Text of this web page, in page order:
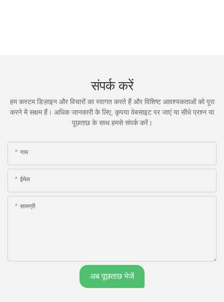
संपर्क करें
हम कस्टम डिज़ाइन और विचारों का स्वागत करते हैं और विशिष्ट आवश्यकताओं को पूरा
करने में सक्षम हैं। अधिक जानकारी के लिए, कृपया वेबसाइट पर जाएं या सीधे प्रश्न या
पूछताछ के साथ हमसे संपर्क करें।
नाम
ईमेल
सामग्री
अब पूछताछ भेजें